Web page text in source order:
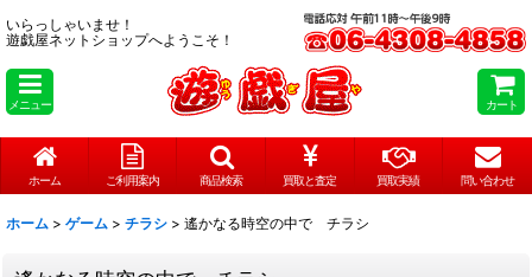
いらっしゃいませ！
遊戯屋ネットショップへようこそ！
メニュー カート
ホーム ご利用案内 商品検索 買取と査定 買取実績 問い合わせ
ホーム > ゲーム > チラシ > 遙かなる時空の中で チラシ